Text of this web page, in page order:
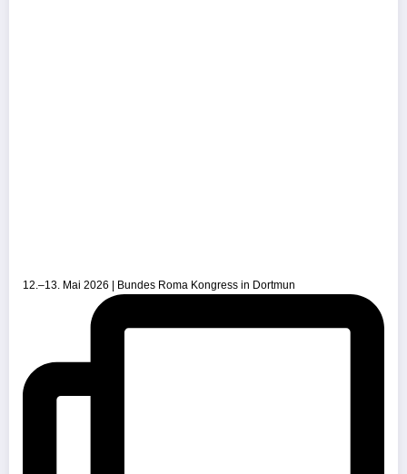
12.–13. Mai 2026 | Bundes Roma Kongress in Dortmun